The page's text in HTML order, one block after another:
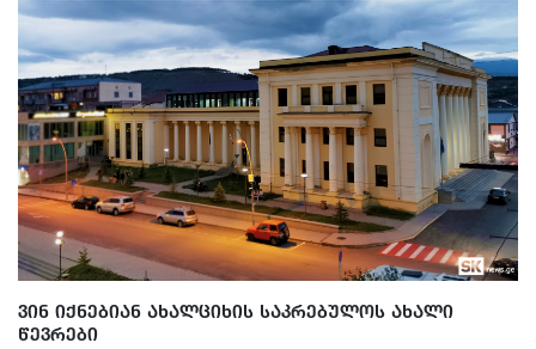
ᲡᲐᲩᲘᲕᲠᲔᲑᲘᲡ ᲒᲐᲜᲮᲘᲚᲕᲐ
ᲓᲐᲘᲬᲧᲝ
ᲕᲘᲜ ᲘᲥᲜᲔᲑᲘᲐᲜ ᲐᲮᲐᲚᲪᲘᲮᲘᲡ ᲡᲐᲙᲠᲔᲑᲣᲚᲝᲡ ᲐᲮᲐᲚᲘ
ᲬᲔᲕᲠᲔᲑᲘ